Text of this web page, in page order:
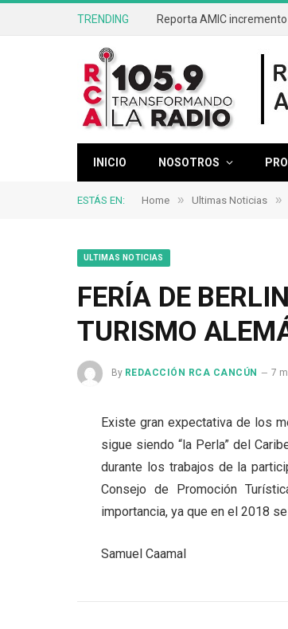
TRENDING Reporta AMIC
INICIO NOSOTROS
ESTÁS EN: Home » Ultimas Noticias »
ULTIMAS NOTICIAS
FERÍA DE
TURISMO
By REDACCIÓN RCA CANCÚN 7
Existe gran expectativa de los
sigue siendo “la Perla” del
durante los trabajos de la
Consejo de Promoción
importancia, ya que en el 2018
Samuel Caamal